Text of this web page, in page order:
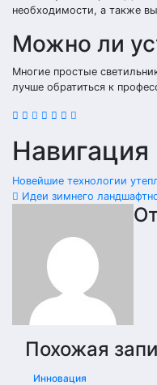
необходимости, а также
Можно ли
Многие простые
лучше обратиться к
Новейшие технологии
Идеи зимнего
От
Похожая
Инновация